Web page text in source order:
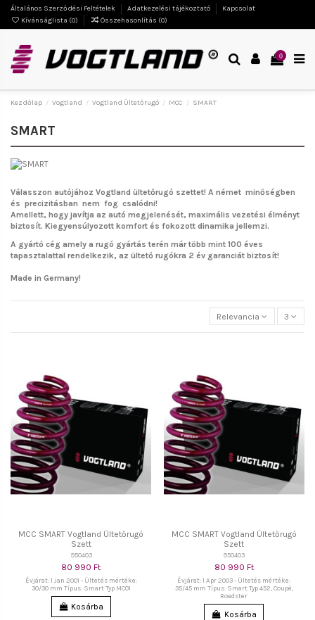
Általános Szerződési Feltételek Adatkezelési tájékoztató
Kapcsolat
Kívánságlista (0) Összehasonlítás (0)
0
Kezdőlap Vogtland Vogtland Ültetőrugó MCC SMART
SMART
Válasszon autójához Vogtland ültetőrugó szettet! A német minőségben
és precizitásban nem fog csalódni!
Amellett, hogy javítja az autó megjelenését, maximális vezetési élményt
biztosít. Kiegyensúlyozott komfort és fokozott dinamika jellemzi.
A gyártó cég amely a rugó gyártás terén már több mint 100 éves
tapasztalattal rendelkezik, az ültető rugókra 2 év garanciát biztosít!
Made in Germany!
Relevancia 3
MCC SMART Vogtland Ültetőrugó
Szett
950403
80 990 Ft
Évjárat: 1 Jan 2001 - Ültetés mértéke:
30/30 mm Típus: Smart Typ MC01
Kosárba
MCC SMART Vogtland Ültetőrugó
Szett
950403
80 990 Ft
Évjárat: 1 Apr 2003 - Ültetés mértéke:
35/45 mm Típus: Smart Typ 452, Coupé,
Roadster
Kosárba